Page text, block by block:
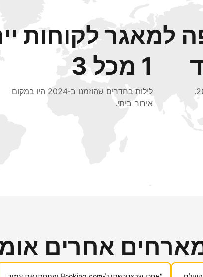
למאגר לקוחות
1 מכל 3
לילות בחדרים שהוזמנו ב-2024 היו במקום
אירוח ביתי.
אחרים